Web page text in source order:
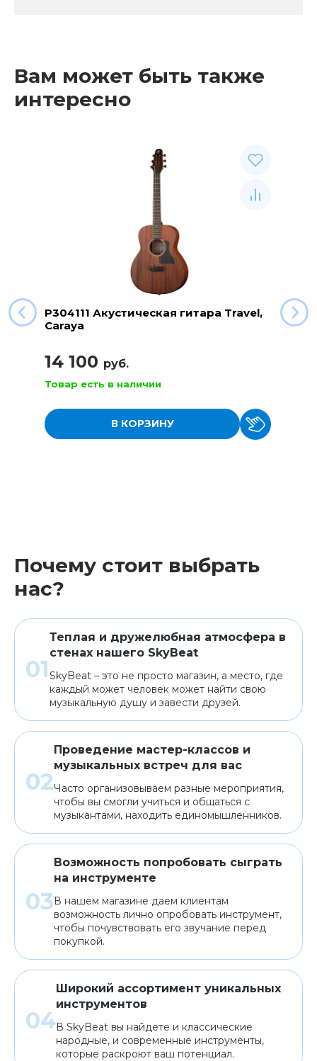
Вам может быть также
интересно
P304111 Акустическая гитара Travel,
Caraya
14 100 руб.
Товар есть в наличии
В КОРЗИНУ
Почему стоит выбрать
нас?
Теплая и дружелюбная атмосфера в
стенах нашего SkyBeat
SkyBeat – это не просто магазин, а место, где
каждый может человек может найти свою
музыкальную душу и завести друзей.
Проведение мастер-классов и
музыкальных встреч для вас
Часто организовываем разные мероприятия,
чтобы вы смогли учиться и общаться с
музыкантами, находить единомышленников.
Возможность попробовать сыграть
на инструменте
В нашем магазине даем клиентам
возможность лично опробовать инструмент,
чтобы почувствовать его звучание перед
покупкой.
Широкий ассортимент уникальных
инструментов
В SkyBeat вы найдете и классические
народные, и современные инструменты,
которые раскроют ваш потенциал.